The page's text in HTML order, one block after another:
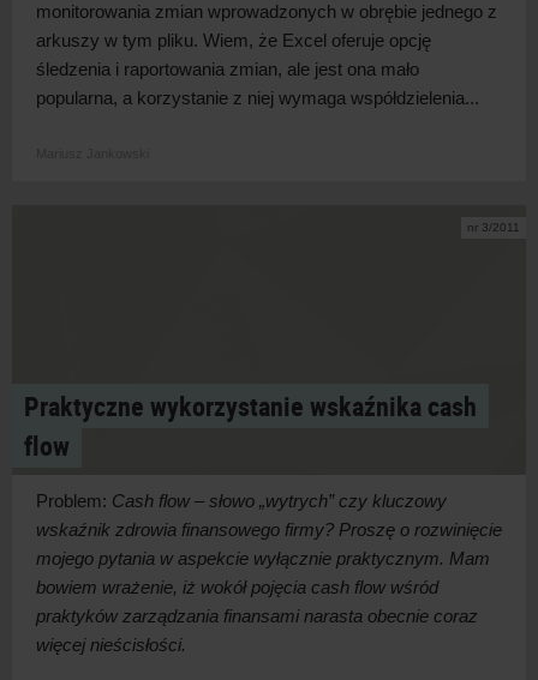
monitorowania zmian wprowadzonych w obrębie jednego z
arkuszy w tym pliku. Wiem, że Excel oferuje opcję
śledzenia i raportowania zmian, ale jest ona mało
popularna, a korzystanie z niej wymaga współdzielenia...
nr 3/2011
Praktyczne wykorzystanie wskaźnika cash
flow
Problem: Cash flow – słowo „wytrych” czy kluczowy
wskaźnik zdrowia finansowego firmy? Proszę o rozwinięcie
mojego pytania w aspekcie wyłącznie praktycznym. Mam
bowiem wrażenie, iż wokół pojęcia cash flow wśród
praktyków zarządzania finansami narasta obecnie coraz
więcej nieścisłości.